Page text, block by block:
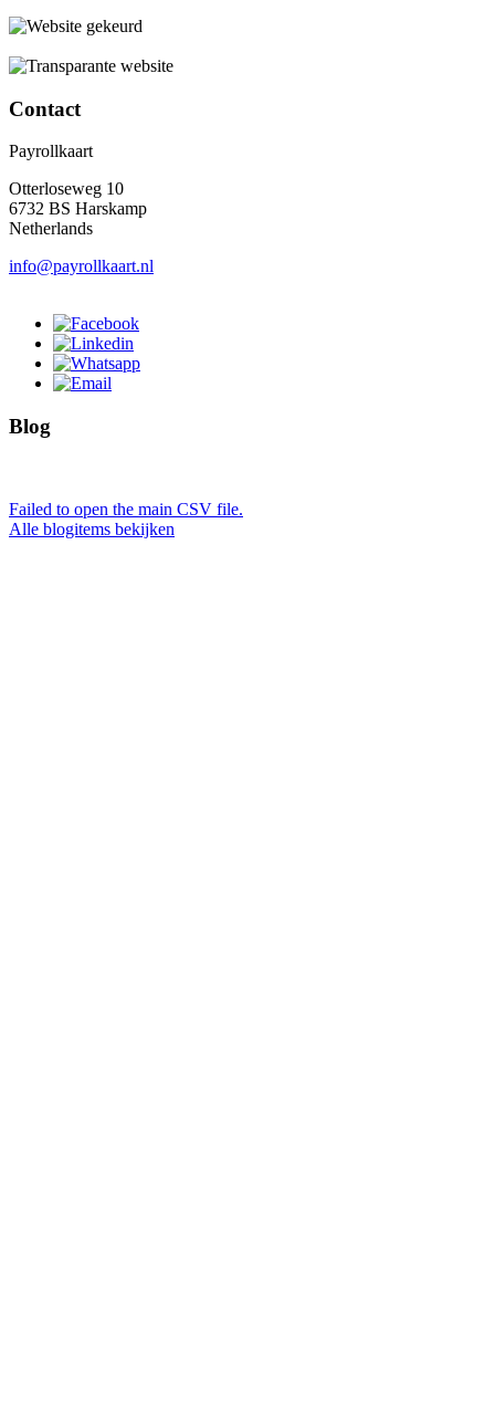
Contact
Payrollkaart
Otterloseweg 10
6732 BS Harskamp
Netherlands
info@payrollkaart.nl
Blog
Failed to open the main CSV file.
Alle blogitems bekijken